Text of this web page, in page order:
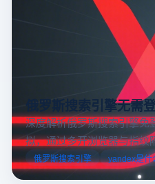
俄罗斯搜索引擎无
深度解析俄罗斯搜索引擎免
拟，通过多开浏览器与指纹
跨境电商本土化运营。
俄罗斯搜索引擎 yandex是什